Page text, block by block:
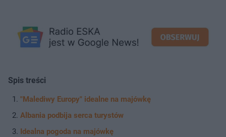
Spis treści
"Malediwy Europy" idealne na majówkę
Albania podbija serca turystów
Idealna pogoda na majówkę